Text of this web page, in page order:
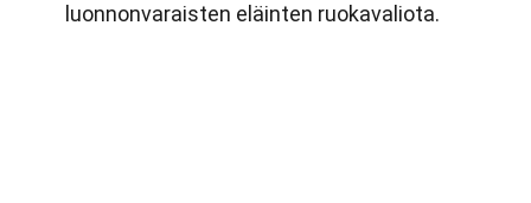
luonnonvaraisten eläinten ruokavaliota.